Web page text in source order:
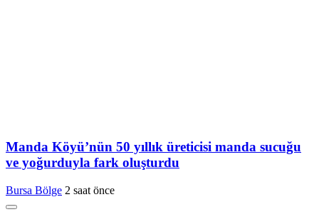
Manda Köyü’nün 50 yıllık üreticisi manda sucuğu
ve yoğurduyla fark oluşturdu
Bursa Bölge 2 saat önce